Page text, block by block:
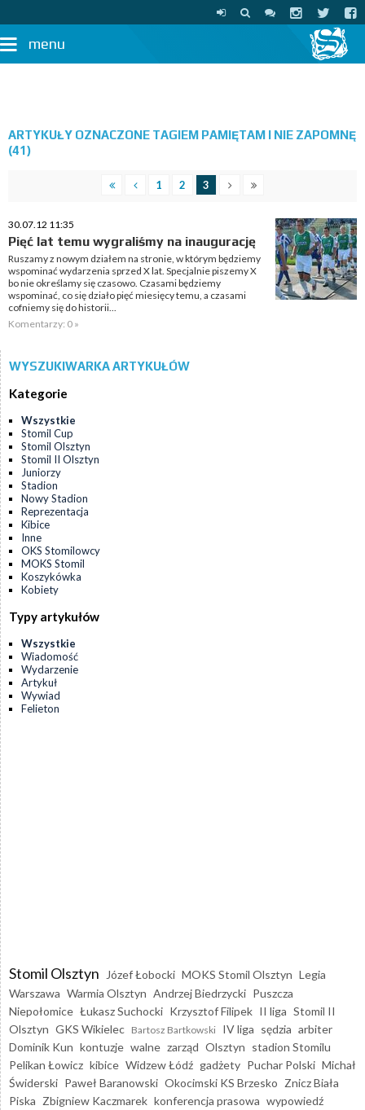
menu
ARTYKUŁY OZNACZONE TAGIEM PAMIĘTAM I NIE ZAPOMNĘ
(41)
1 2 3
30.07.12 11:35
Pięć lat temu wygraliśmy na inaugurację
Ruszamy z nowym działem na stronie, w którym będziemy
wspominać wydarzenia sprzed X lat. Specjalnie piszemy X
bo nie określamy się czasowo. Czasami będziemy
wspominać, co się działo pięć miesięcy temu, a czasami
cofniemy się do historii...
Komentarzy: 0 »
WYSZUKIWARKA ARTYKUŁÓW
Kategorie
Wszystkie
Stomil Cup
Stomil Olsztyn
Stomil II Olsztyn
Juniorzy
Stadion
Nowy Stadion
Reprezentacja
Kibice
Inne
OKS Stomilowcy
MOKS Stomil
Koszykówka
Kobiety
Typy artykułów
Wszystkie
Wiadomość
Wydarzenie
Artykuł
Wywiad
Felieton
Stomil Olsztyn Józef Łobocki MOKS Stomil Olsztyn Legia
Warszawa Warmia Olsztyn Andrzej Biedrzycki Puszcza
Niepołomice Łukasz Suchocki Krzysztof Filipek II liga Stomil II
Olsztyn GKS Wikielec Bartosz Bartkowski IV liga sędzia arbiter
Dominik Kun kontuzje walne zarząd Olsztyn stadion Stomilu
Pelikan Łowicz kibice Widzew Łódź gadżety Puchar Polski Michał
Świderski Paweł Baranowski Okocimski KS Brzesko Znicz Biała
Piska Zbigniew Kaczmarek konferencja prasowa wypowiedź